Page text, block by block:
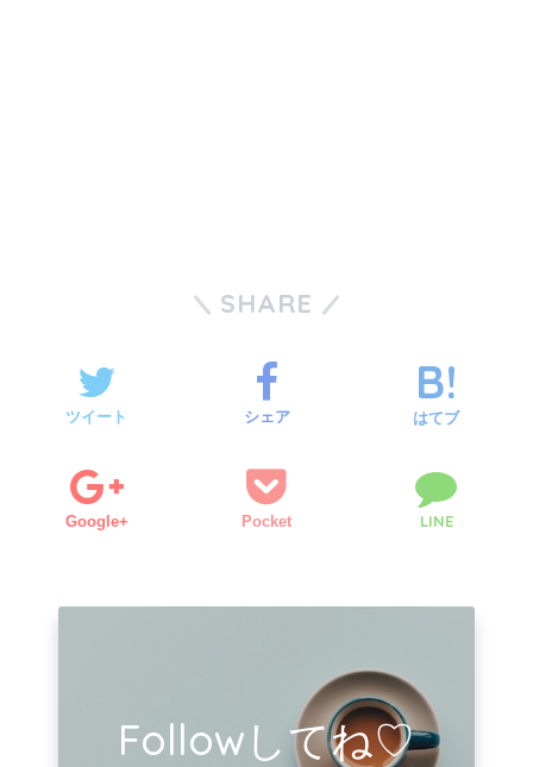
SHARE
ツイート シェア はてブ
Google+ Pocket LINE
Followしてね♡